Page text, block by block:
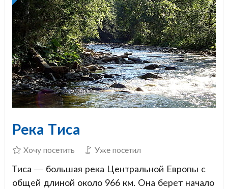
Река Тиса
Хочу посетить Уже посетил
Тиса — большая река Центральной Европы с
общей длиной около 966 км. Она берет начало